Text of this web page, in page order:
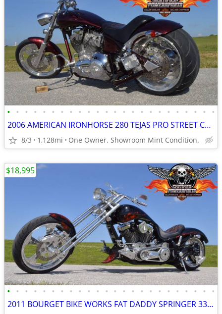
• • • • • • • • • • • • • • • • • • • • • • • •
2006 AMERICAN IRONHORSE 280 TEJAS PRO STREET CHOPPER, Only 1,128 Miles
8/3 1,128mi One Owner. Showroom Mint Condition.
• • • • • • • • • • • • • • • • • • • • • • • •
2011 BOURGET BIKE WORKS FAT DADDY SPRINGER 330 SOFTAIL CHOPPER
$18,995